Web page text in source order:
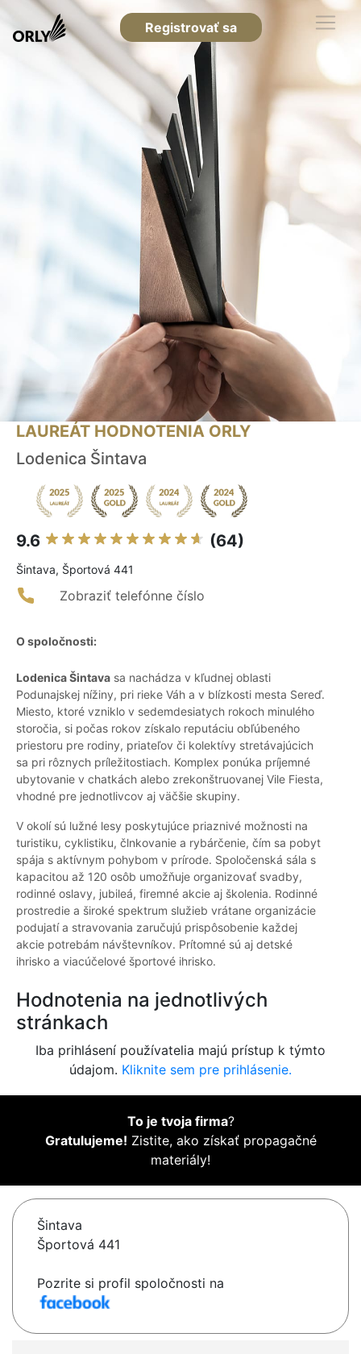
Registrovať sa
LAUREÁT HODNOTENIA ORLY
Lodenica Šintava
9.6 (64)
Šintava, Športová 441
Zobraziť telefónne číslo
O spoločnosti:
Lodenica Šintava sa nachádza v kľudnej oblasti
Podunajskej nížiny, pri rieke Váh a v blízkosti mesta Sereď.
Miesto, ktoré vzniklo v sedemdesiatych rokoch minulého
storočia, si počas rokov získalo reputáciu obľúbeného
priestoru pre rodiny, priateľov či kolektívy stretávajúcich
sa pri rôznych príležitostiach. Komplex ponúka príjemné
ubytovanie v chatkách alebo zrekonštruovanej Vile Fiesta,
vhodné pre jednotlivcov aj väčšie skupiny.
V okolí sú lužné lesy poskytujúce priaznivé možnosti na
turistiku, cyklistiku, člnkovanie a rybárčenie, čím sa pobyt
spája s aktívnym pohybom v prírode. Spoločenská sála s
kapacitou až 120 osôb umožňuje organizovať svadby,
rodinné oslavy, jubileá, firemné akcie aj školenia. Rodinné
prostredie a široké spektrum služieb vrátane organizácie
podujatí a stravovania zaručujú prispôsobenie každej
akcie potrebám návštevníkov. Prítomné sú aj detské
ihrisko a viacúčelové športové ihrisko.
Hodnotenia na jednotlivých
stránkach
Iba prihlásení používatelia majú prístup k týmto
údajom. Kliknite sem pre prihlásenie.
To je tvoja firma?
Gratulujeme! Zistite, ako získať propagačné
materiály!
Šintava
Športová 441
Pozrite si profil spoločnosti na